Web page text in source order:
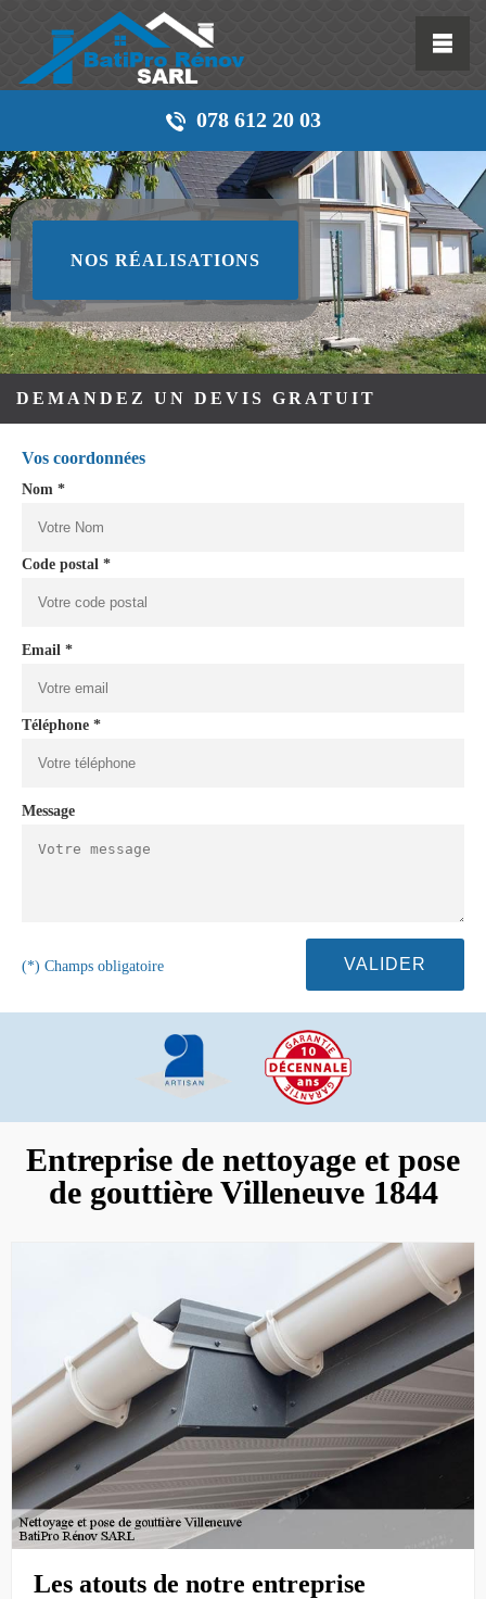
078 612 20 03
NOS RÉALISATIONS
DEMANDEZ UN DEVIS GRATUIT
Vos coordonnées
Nom *
Code postal *
Email *
Téléphone *
Message
(*) Champs obligatoire
Entreprise de nettoyage et pose
de gouttière Villeneuve 1844
Les atouts de notre entreprise